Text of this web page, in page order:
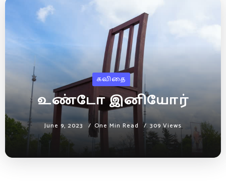
கவிதை
உண்டோ இனியோர்
June 9, 2023 One Min Read 309 Views